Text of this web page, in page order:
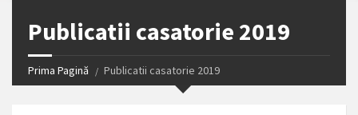
Publicatii casatorie 2019
Prima Pagină Publicatii casatorie 2019